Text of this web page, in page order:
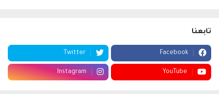
تابعنا
Facebook
Twitter
YouTube
Instagram